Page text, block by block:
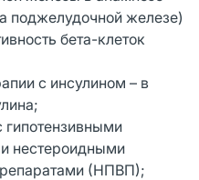
поджелудочной железе)
бета-клеток
с инсулином – в
нестероидными
(НПВП);